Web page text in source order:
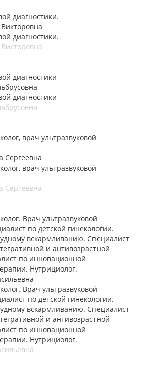
диагностики.
диагностики.
диагностики
диагностики
врач ультразвуковой
Сергеевна
врач ультразвуковой
Сергеевна
Врач ультразвуковой
по детской гинекологии.
вскармливанию. Специалист
и антивозрастной
по инновационной
Нутрициолог.
Врач ультразвуковой
по детской гинекологии.
вскармливанию. Специалист
и антивозрастной
по инновационной
Нутрициолог.